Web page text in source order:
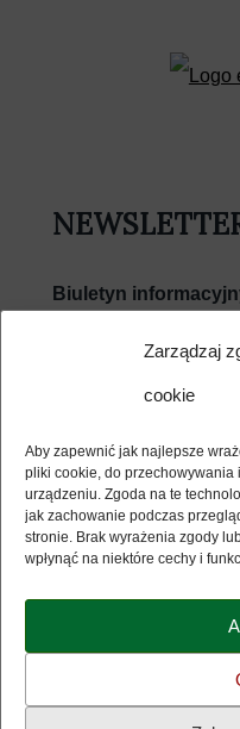
Zarządzaj
cookie
Aby zapewnić jak najlepsze
pliki cookie, do
urządzeniu. Zgoda na te
jak zachowanie podczas
stronie. Brak wyrażenia zgody
wpłynąć na niektóre cechy i
Biuletyn
osobowych w związku z
zapoznanie się z jej
bezpieczeństwa
otwierają się w nowym
Polityka
Regulamin